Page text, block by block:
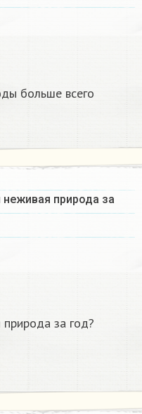
больше всего
природа за
за год?